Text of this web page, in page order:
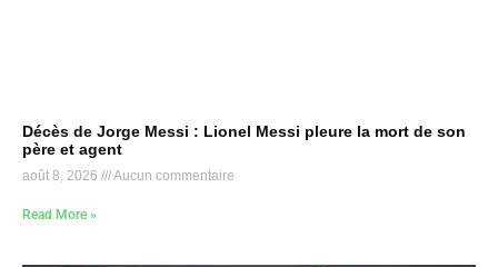
Décès de Jorge Messi : Lionel Messi pleure la mort de son
père et agent
août 8, 2026 Aucun commentaire
Read More »